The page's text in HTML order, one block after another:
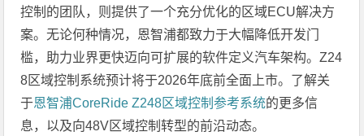
控制的团队，则提供了一个充分优化的区域ECU解决方
案。无论何种情况，恩智浦都致力于大幅降低开发门
槛，助力业界更快迈向可扩展的软件定义汽车架构。Z24
8区域控制系统预计将于2026年底前全面上市。了解关
于恩智浦CoreRide Z248区域控制参考系统的更多信
息，以及向48V区域控制转型的前沿动态。